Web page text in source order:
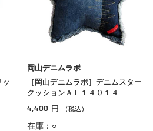
ッ
岡山デニムラボ
［岡山デニムラボ］デニムスター
クッションＡＬ１４０１４
4,400 円 （税込）
在庫：○